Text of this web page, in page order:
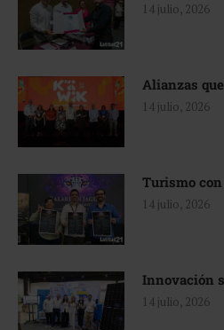
14 julio, 2026
Alianzas
14 julio, 2026
Turismo
14 julio, 2026
Innovación
14 julio, 2026